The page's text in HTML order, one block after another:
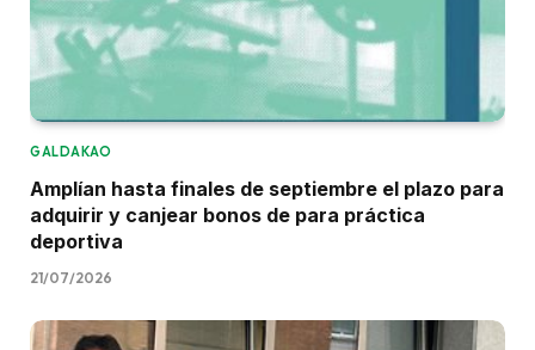
GALDAKAO
Amplían hasta finales de septiembre el plazo para
adquirir y canjear bonos de para práctica
deportiva
21/07/2026